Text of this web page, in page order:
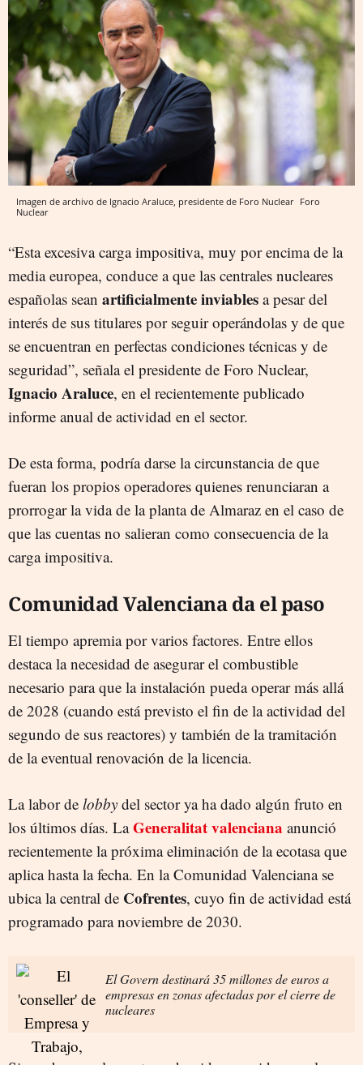
Imagen de archivo de Ignacio Araluce, presidente de Foro Nuclear Foro
Nuclear
“Esta excesiva carga impositiva, muy por encima de la
media europea, conduce a que las centrales nucleares
españolas sean artificialmente inviables a pesar del
interés de sus titulares por seguir operándolas y de que
se encuentran en perfectas condiciones técnicas y de
seguridad”, señala el presidente de Foro Nuclear,
Ignacio Araluce, en el recientemente publicado
informe anual de actividad en el sector.
De esta forma, podría darse la circunstancia de que
fueran los propios operadores quienes renunciaran a
prorrogar la vida de la planta de Almaraz en el caso de
que las cuentas no salieran como consecuencia de la
carga impositiva.
Comunidad Valenciana da el paso
El tiempo apremia por varios factores. Entre ellos
destaca la necesidad de asegurar el combustible
necesario para que la instalación pueda operar más allá
de 2028 (cuando está previsto el fin de la actividad del
segundo de sus reactores) y también de la tramitación
de la eventual renovación de la licencia.
La labor de lobby del sector ya ha dado algún fruto en
los últimos días. LaGeneralitat valenciana anunció
recientemente la próxima eliminación de la ecotasa que
aplica hasta la fecha. En la Comunidad Valenciana se
ubica la central de Cofrentes, cuyo fin de actividad está
programado para noviembre de 2030.
El Govern destinará 35 millones de euros a
empresas en zonas afectadas por el cierre de
nucleares